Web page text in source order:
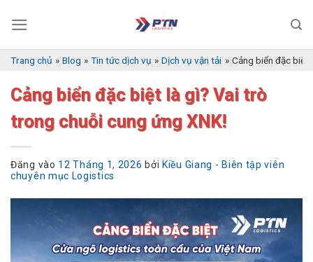
qua
dungTrang chủ » Blog » Tin tức dịch vụ » Dịch vụ vận tải » Cảng biển đặc biệt
Cảng biển đặc biệt là gì? Vai trò
trong chuỗi cung ứng XNK!
Đăng vào 12 Tháng 1, 2026 bởi Kiều Giang - Biên tập viên
chuyên mục Logistics